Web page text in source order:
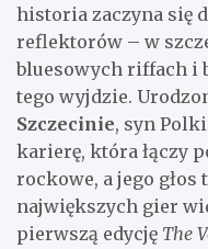
historia zaczyna się
reflektorów – w
bluesowych riffach i
tego wyjdzie.
Szczecinie, syn
karierę, która łączy
rockowe, a jego głos
największych gier
pierwszą edycję The